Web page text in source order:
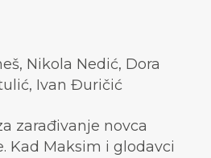
Nikola Nedić, Dora
Ivan Đuričić
zarađivanje novca
Kad Maksim i glodavci